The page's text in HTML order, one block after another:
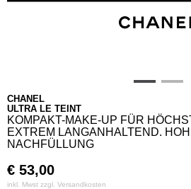
CHANEL
ULTRA LE TEINT
KOMPAKT-MAKE-UP FÜR
EXTREM LANGANHALTEND.
NACHFÜLLUNG
€ 53,00
inkl. Mwst zzgl. Versandkosten